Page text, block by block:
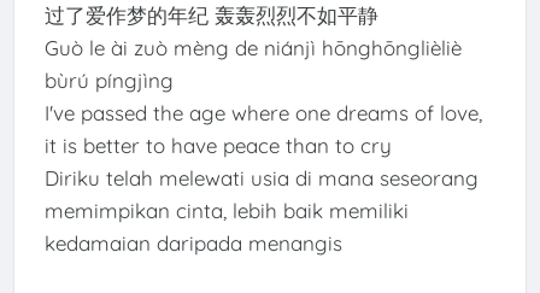
过了爱作梦的年纪 轰轰烈烈不如平静
Guò le ài zuò mèng de niánjì hōnghōnglièliè
bùrú píngjìng
I've passed the age where one dreams of love,
it is better to have peace than to cry
Diriku telah melewati usia di mana seseorang
memimpikan cinta, lebih baik memiliki
kedamaian daripada menangis